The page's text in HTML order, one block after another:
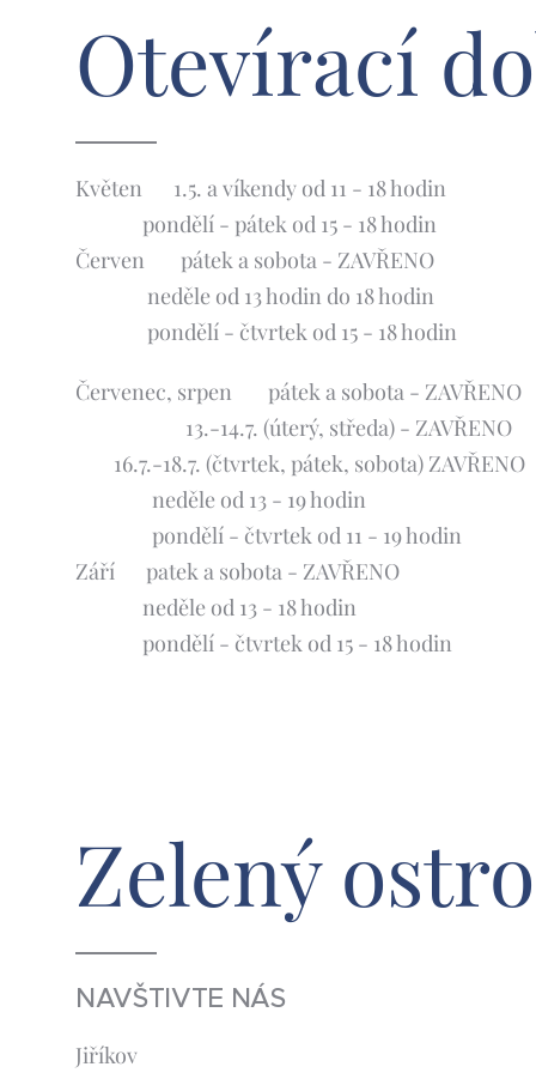
Otevírací
Květen 🌸1.5. a víkendy od 11 - 18 hodin
pondělí - pátek od 15 - 18 hodin
Červen 🌺 pátek a sobota - ZAVŘENO
neděle od 13 hodin do 18 hodin
pondělí - čtvrtek od 15 - 18 hodin
Červenec, srpen 🌞 pátek a sobota - ZAVŘENO
13.-14.7. (úterý, středa) - ZAVŘENO
16.7.-18.7. (čtvrtek, pátek, sobota) ZAVŘENO
neděle od 13 - 19 hodin
pondělí - čtvrtek od 11 - 19 hodin
Září 🍀patek a sobota - ZAVŘENO
neděle od 13 - 18 hodin
pondělí - čtvrtek od 15 - 18 hodin
Zelený
NAVŠTIVTE NÁS
Jiříkov